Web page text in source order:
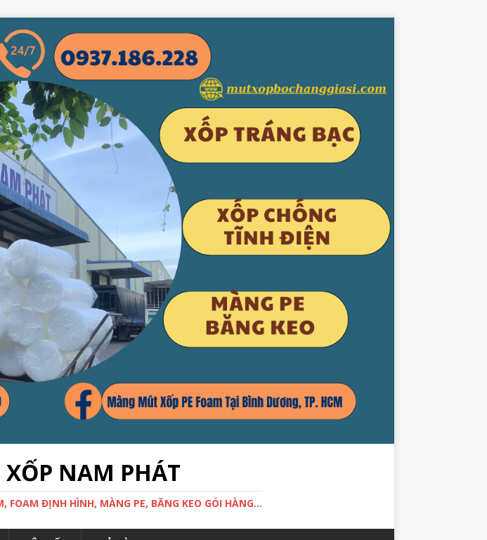
NAM PHÁT
FOAM ĐỊNH HÌNH, MÀNG PE, BĂNG KEO GÓI HÀNG...